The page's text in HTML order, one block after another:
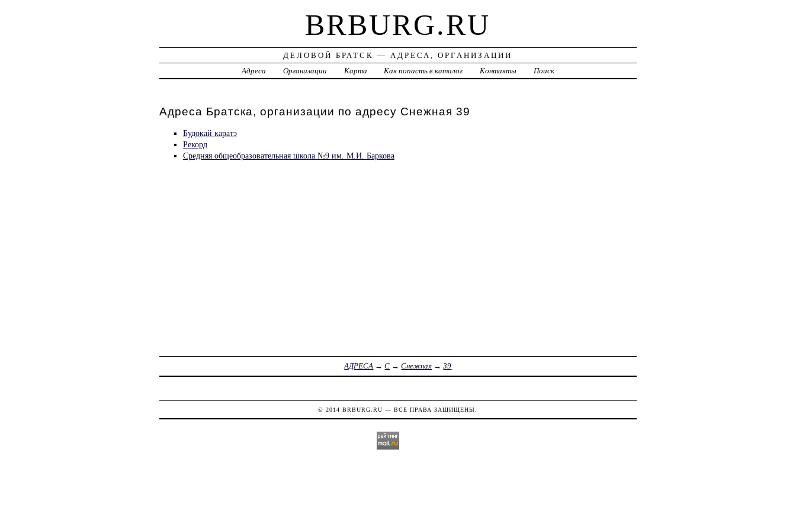
BRBURG.RU
ДЕЛОВОЙ БРАТСК — АДРЕСА, ОРГАНИЗАЦИИ
Адреса
Организации Карта Как попасть в каталог Контакты Поиск
Адреса Братска, организации по адресу Снежная 39
Будокай каратэ
Рекорд
Средняя общеобразовательная школа №9 им. М.И. Баркова
АДРЕСА →С →Снежная →39
© 2014BRBURG.RU — ВСЕ ПРАВА ЗАЩИЩЕНЫ.